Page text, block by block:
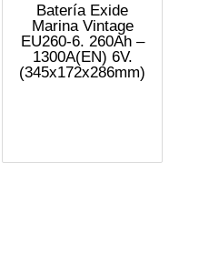
Batería Exide
Marina Vintage
EU260-6. 260Ah –
1300A(EN) 6V.
(345x172x286mm)